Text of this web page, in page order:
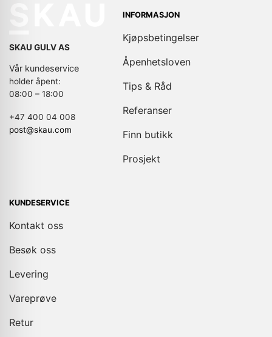
SKAU GULV AS
Vår kundeservice
holder åpent:
08:00 – 18:00
+47 400 04 008
post@skau.com
INFORMASJON
Kjøpsbetingelser
Åpenhetsloven
Tips & Råd
Referanser
Finn butikk
Prosjekt
KUNDESERVICE
Kontakt oss
Besøk oss
Levering
Vareprøve
Retur